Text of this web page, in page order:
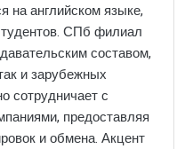
на английском языке,
СПб филиал
составом,
и зарубежных
сотрудничает с
предоставляя
и обмена. Акцент